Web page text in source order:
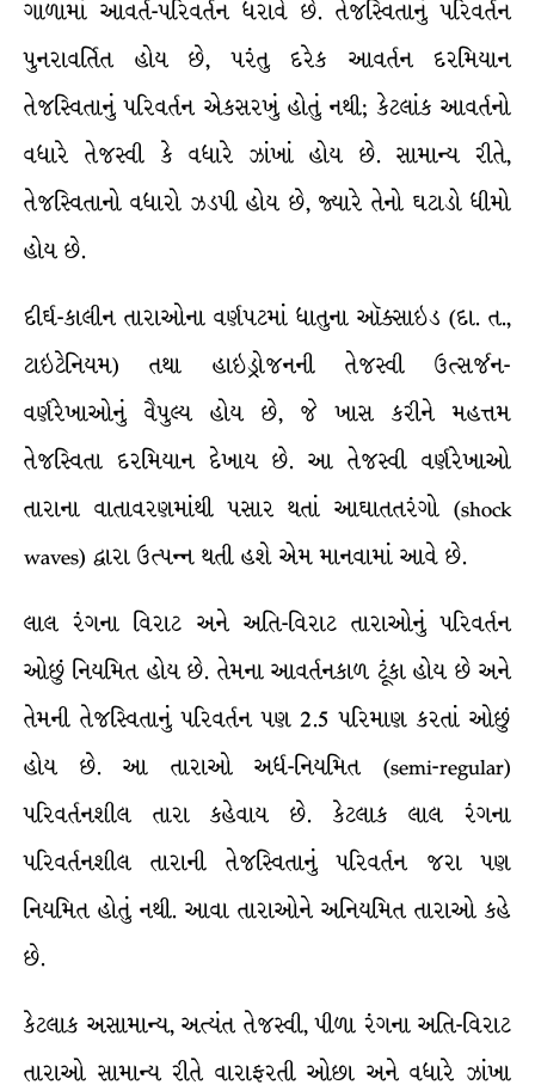
ગાળામાં આવર્ત-પરિવર્તન ધરાવે છે. તેજસ્વિતાનું પરિવર્તન
પુનરાવર્તિત હોય છે, પરંતુ દરેક આવર્તન દરમિયાન
તેજસ્વિતાનું પરિવર્તન એકસરખું હોતું નથી; કેટલાંક આવર્તનો
વધારે તેજસ્વી કે વધારે ઝાંખાં હોય છે. સામાન્ય રીતે,
તેજસ્વિતાનો વધારો ઝડપી હોય છે, જ્યારે તેનો ઘટાડો ધીમો
હોય છે.
દીર્ઘ-કાલીન તારાઓના વર્ણપટમાં ધાતુના ઑક્સાઇડ (દા. ત.,
ટાઇટેનિયમ) તથા હાઇડ્રોજનની તેજસ્વી ઉત્સર્જન-
વર્ણરેખાઓનું વૈપુલ્ય હોય છે, જે ખાસ કરીને મહત્તમ
તેજસ્વિતા દરમિયાન દેખાય છે. આ તેજસ્વી વર્ણરેખાઓ
તારાના વાતાવરણમાંથી પસાર થતાં આઘાતતરંગો (shock
waves) દ્વારા ઉત્પન્ન થતી હશે એમ માનવામાં આવે છે.
લાલ રંગના વિરાટ અને અતિ-વિરાટ તારાઓનું પરિવર્તન
ઓછું નિયમિત હોય છે. તેમના આવર્તનકાળ ટૂંકા હોય છે અને
તેમની તેજસ્વિતાનું પરિવર્તન પણ 2.5 પરિમાણ કરતાં ઓછું
હોય છે. આ તારાઓ અર્ધ-નિયમિત (semi-regular)
પરિવર્તનશીલ તારા કહેવાય છે. કેટલાક લાલ રંગના
પરિવર્તનશીલ તારાની તેજસ્વિતાનું પરિવર્તન જરા પણ
નિયમિત હોતું નથી. આવા તારાઓને અનિયમિત તારાઓ કહે
છે.
કેટલાક અસામાન્ય, અત્યંત તેજસ્વી, પીળા રંગના અતિ-વિરાટ
તારાઓ સામાન્ય રીતે વારાફરતી ઓછા અને વધારે ઝાંખા